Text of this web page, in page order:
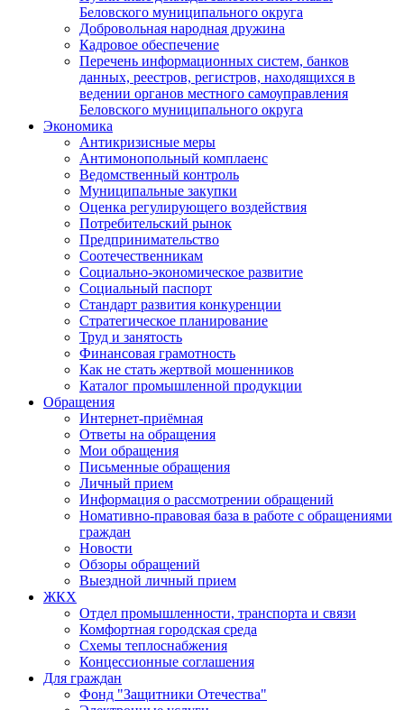
Беловского муниципального округа
Добровольная народная дружина
Кадровое обеспечение
Перечень информационных систем, банков
данных, реестров, регистров, находящихся в
ведении органов местного самоуправления
Беловского муниципального округа
Экономика
Антикризисные меры
Антимонопольный комплаенс
Ведомственный контроль
Муниципальные закупки
Оценка регулирующего воздействия
Потребительский рынок
Предпринимательство
Соотечественникам
Социально-экономическое развитие
Социальный паспорт
Стандарт развития конкуренции
Стратегическое планирование
Труд и занятость
Финансовая грамотность
Как не стать жертвой мошенников
Каталог промышленной продукции
Обращения
Интернет-приёмная
Ответы на обращения
Мои обращения
Письменные обращения
Личный прием
Информация о рассмотрении обращений
Номативно-правовая база в работе с обращениями
граждан
Новости
Обзоры обращений
Выездной личный прием
ЖКХ
Отдел промышленности, транспорта и связи
Комфортная городская среда
Схемы теплоснабжения
Концессионные соглашения
Для граждан
Фонд "Защитники Отечества"